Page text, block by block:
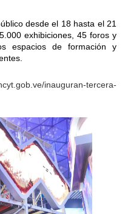
desde el 18 hasta el 21
exhibiciones, 45 foros y
espacios de formación y
inauguran-tercera-